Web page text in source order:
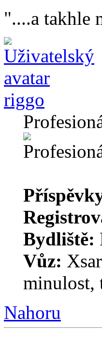
"....a takhle
riggo
Bydliště:
Vůz:
minulost,
Nahoru